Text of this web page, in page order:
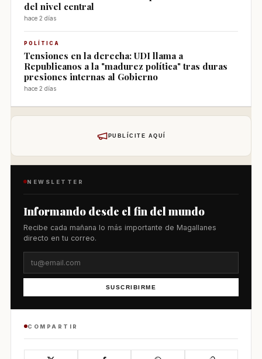
del nivel central
hace 2 días
POLÍTICA
Tensiones en la derecha: UDI llama a
Republicanos a la "madurez política" tras duras
presiones internas al Gobierno
hace 2 días
PUBLÍCITE AQUÍ
NEWSLETTER
Informando desde el fin del mundo
Recibe cada mañana lo más importante de Magallanes
directo en tu correo.
SUSCRIBIRME
COMPARTIR